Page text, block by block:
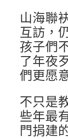
山海聯
互訪，
孩子們
了年夜
們更愿
不只是
些年最
門捐建